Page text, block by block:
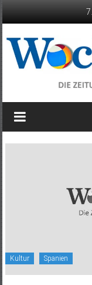
die
Kultur Spanien